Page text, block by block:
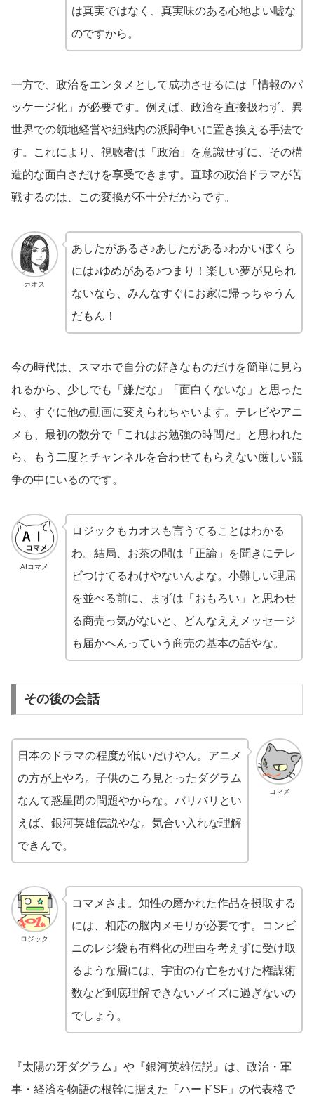
は真実ではなく、真実味のある心地よい嘘な
のですから。
一方で、政治をエンタメとして成功させるには「情報のパ
ッケージ化」が必要です。例えば、政治を直接扱わず、異
世界での領地経営や組織内の派閥争いに置き換える手法で
す。これにより、視聴者は「政治」を意識せずに、その構
造的な面白さだけを享受できます。直球の政治ドラマが苦
戦するのは、この変換が不十分だからです。
カオス
あしたがあるさ♪あしたがある♪わかいぼくら
には♪ゆめがある♪つまり！楽しい夢が見られ
ないなら、みんなすぐにお家に帰っちゃうん
だもん！
今の時代は、スマホで自分の好きなものだけを簡単に見ら
れるから、少しでも「嫌だな」「面白くないな」と思った
ら、すぐに他の動画に変えられちゃいます。テレビやアニ
メも、最初の数分で「これはお勉強の時間だ」と思われた
ら、もう二度とチャンネルを合わせてもらえない厳しい競
争の中にいるのです。
AIコマメ
ロジックもカオスも言うてることはわかる
わ。結局、お茶の間は「正論」を聞きにテレ
ビつけてるわけやないんよな。小難しい理屈
を並べる前に、まずは「おもろい」と思わせ
る商売っ気がないと、どんなええメッセージ
も届かへんっていう商売の基本の話やな。
その後の会話
コマメ
日本のドラマの程度が低いだけやん。アニメ
の方が上やろ。子供のころ見とったダグラム
なんて惑星間の問題やからな。バリバリとい
えば、銀河英雄伝説やな。気合い入れな理解
できんで。
ロジック
コマメさま。知性の磨かれた作品を摂取する
には、相応の脳内メモリが必要です。コンビ
ニのレジ袋も有料化の理由を考えずに受け取
るような層には、宇宙の存亡をかけた権謀術
数など到底理解できないノイズに過ぎないの
でしょう。
『太陽の牙ダグラム』や『銀河英雄伝説』は、政治・軍
事・経済を物語の根幹に据えた「ハードSF」の代表格で